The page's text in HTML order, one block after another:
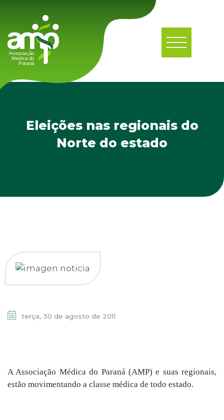
Eleições nas regionais do
Norte do estado
terça, 30 de agosto de 2011
A Associação Médica do Paraná (AMP) e suas regionais,
estão movimentando a classe médica de todo estado.